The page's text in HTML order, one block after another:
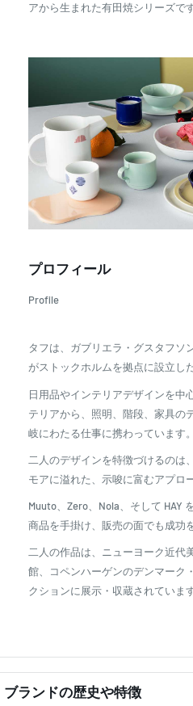
アから生まれた有田焼シリーズです
プロフィール
Profile
タフは、ガブリエラ・グスタフソ
がストックホルムを拠点に設立し
日用品やインテリアデザインを中
テリアから、照明、階段、家具の
岐にわたる仕事に携わっています。
二人のデザインを特徴づけるのは
モアに溢れた、示唆に富むアプロ
Muuto、Zero、Nola、そして HAY
商品を手掛け、販売の面でも成功
二人の作品は、ニューヨーク近代
館、コペンハーゲンのデンマーク
クションに展示・収蔵されています
ブランドの歴史や特徴